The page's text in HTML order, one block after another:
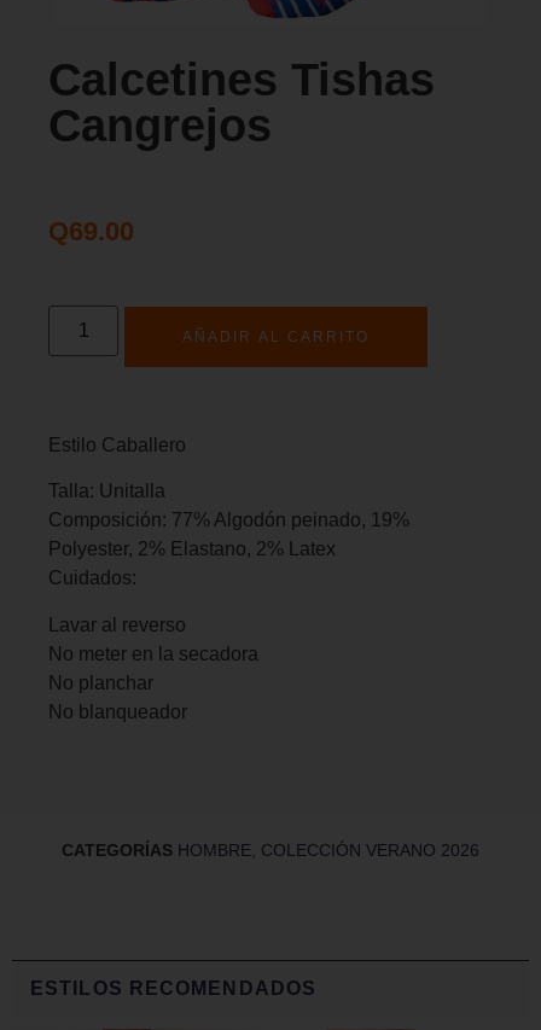
Calcetines Tishas
Cangrejos
Q69.00
AÑADIR AL CARRITO
Estilo Caballero
Talla: Unitalla
Composición: 77% Algodón peinado, 19%
Polyester, 2% Elastano, 2% Latex
Cuidados:
Lavar al reverso
No meter en la secadora
No planchar
No blanqueador
CATEGORÍAS HOMBRE COLECCIÓN VERANO 2026
ESTILOS RECOMENDADOS